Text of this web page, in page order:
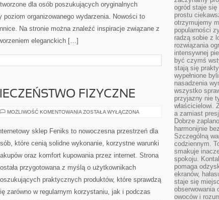
dla osób poszukujących oryginalnych
organizowanego wydarzenia. Nowości to
Na stronie można znaleźć inspiracje związane z
eleganckich […]
FIZYCZNE
MOŻLIWOŚĆ KOMENTOWANIA MONITORING
ZOSTAŁA WYŁĄCZONA
sklep Feniks to nowoczesna przestrzeń dla
które cenią solidne wykonanie, korzystne warunki
oraz komfort kupowania przez internet. Strona
przygotowana z myślą o użytkownikach
praktycznych produktów, które sprawdzą
zarówno w regularnym korzystaniu, jak i podczas
ogród staje się
prostu
otrzymujemy
popularności
radzą sobie z
rozwiązania
intensywnej
być czymś
stają się
wypełnione
nasadzenia
wszystko
przyjazny nie
właścicielowi.
a zamiast
Dobrze
harmonijnie
Szczególną
codziennym.
smakuje
spokoju.
pomaga
ekranów,
staje się
obserwowania
owoców i